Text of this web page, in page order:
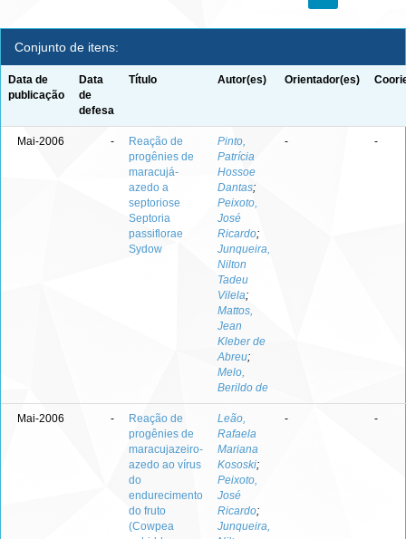
Conjunto de itens:
Data de
publicação
Data
de
defesa
Título Autor(es) Orientador(es)
Mai-2006 -
Reação de
progênies de
maracujá-
azedo a
septoriose
Septoria
passiflorae
Sydow
Pinto,
Patrícia
Hossoe
Dantas;
Peixoto,
José
Ricardo;
Junqueira,
Nilton
Tadeu
Vilela;
Mattos,
Jean
Kleber de
Abreu;
Melo,
Berildo de
- -
Mai-2006 -
Reação de
progênies de
maracujazeiro-
azedo ao vírus
do
endurecimento
do fruto
(Cowpea
Leão,
Rafaela
Mariana
Kososki;
Peixoto,
José
Ricardo;
Junqueira,
- -